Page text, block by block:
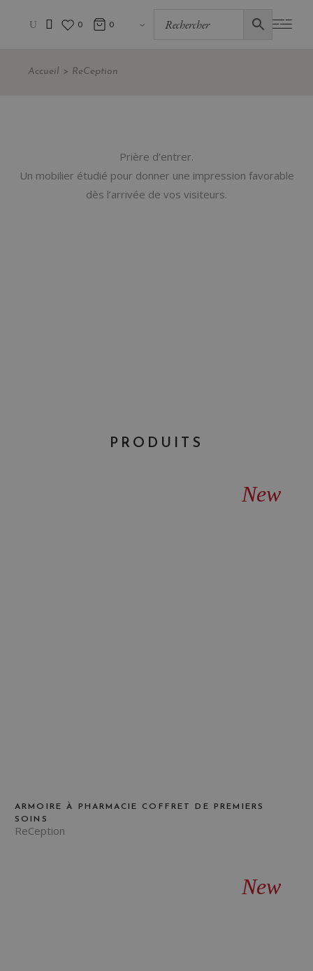
0 0
Accueil ReCeption
Prière d’entrer.
Un mobilier étudié pour donner une impression favorable
dès l’arrivée de vos visiteurs.
PRODUITS
New
ARMOIRE À PHARMACIE COFFRET DE PREMIERS
SOINS
ReCeption
New